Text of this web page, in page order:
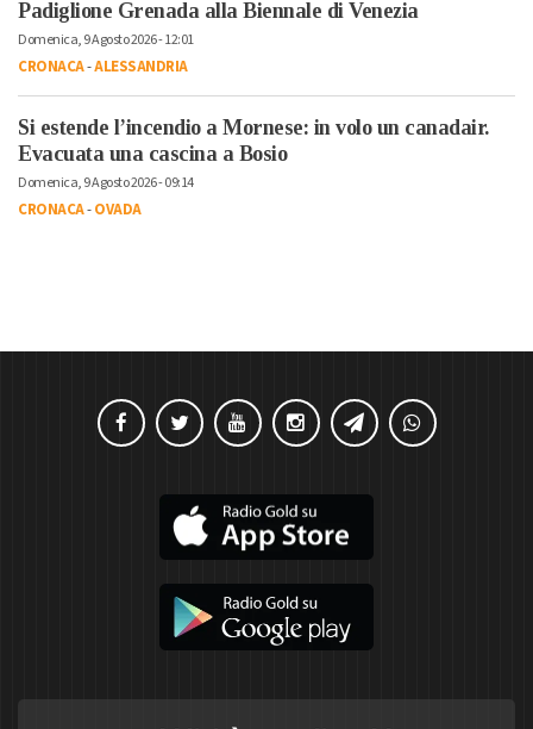
Padiglione Grenada alla Biennale di Venezia
Domenica, 9 Agosto 2026 - 12:01
CRONACA-ALESSANDRIA
Si estende l’incendio a Mornese: in volo un canadair.
Evacuata una cascina a Bosio
Domenica, 9 Agosto 2026 - 09:14
CRONACA-OVADA